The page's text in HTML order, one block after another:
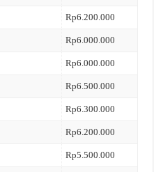
Rp6.200.000
Rp6.000.000
Rp6.000.000
Rp6.500.000
Rp6.300.000
Rp6.200.000
Rp5.500.000